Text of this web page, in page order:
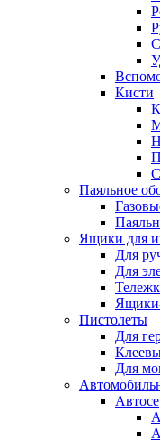
Кисти
Паяльное
Ящики для
Для
Для
Пистолеты
Для
Для